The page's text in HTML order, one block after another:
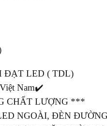
ĐẠT LED ( TDL)
Nam✔️
CHẤT LƯỢNG ***
LED NGOÀI, ĐÈN